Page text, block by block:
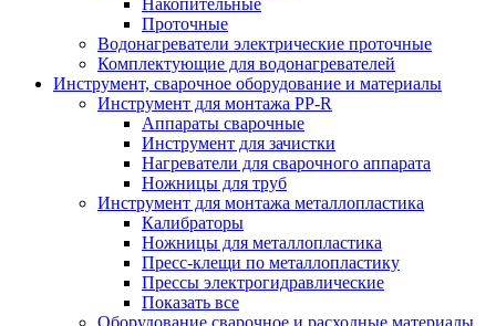
Накопительные
Проточные
Водонагреватели электрические проточные
Комплектующие для водонагревателей
Инструмент, сварочное оборудование и материалы
Инструмент для монтажа PP-R
Аппараты сварочные
Инструмент для зачистки
Нагреватели для сварочного аппарата
Ножницы для труб
Инструмент для монтажа металлопластика
Калибраторы
Ножницы для металлопластика
Пресс-клещи по металлопластику
Прессы электрогидравлические
Показать все
Оборудование сварочное и расходные материалы